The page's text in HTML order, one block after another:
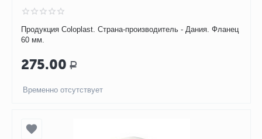
Продукция Coloplast. Страна-производитель - Дания. Фланец
60 мм.
275.00 Р
Временно отсутствует